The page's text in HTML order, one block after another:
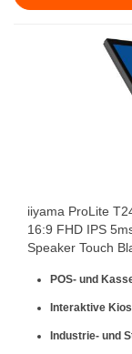
iiyama ProLite
16:9 FHD IPS
Speaker Touch
POS- und
Interaktive
Industrie- und